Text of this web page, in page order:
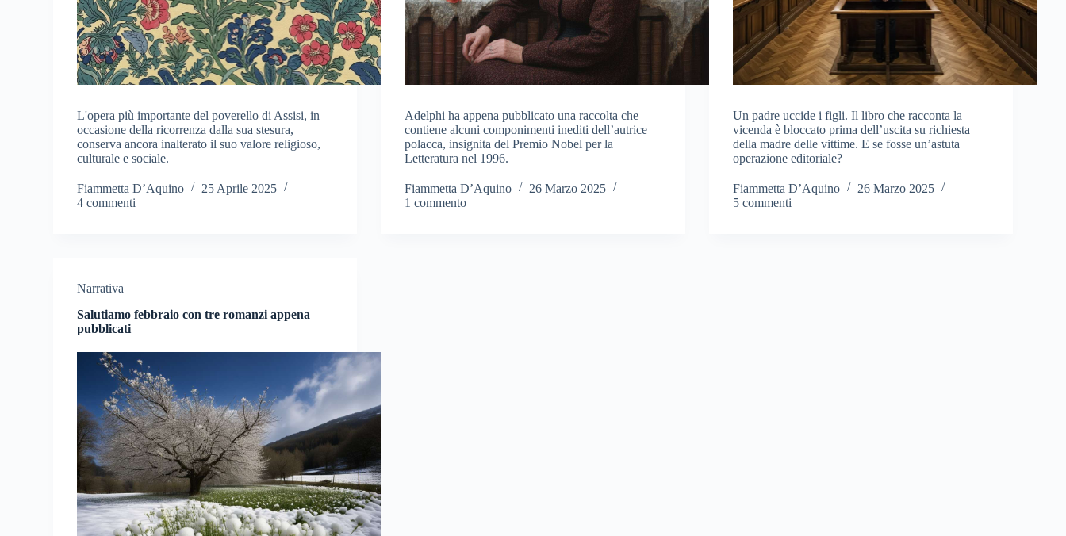
L'opera più importante del poverello di Assisi, in
occasione della ricorrenza dalla sua stesura,
conserva ancora inalterato il suo valore religioso,
culturale e sociale.
Fiammetta D’Aquino
25 Aprile 2025
4 commenti
Adelphi ha appena pubblicato una raccolta che
contiene alcuni componimenti inediti dell’autrice
polacca, insignita del Premio Nobel per la
Letteratura nel 1996.
Fiammetta D’Aquino
26 Marzo 2025
1 commento
Un padre uccide i figli. Il libro che racconta la
vicenda è bloccato prima dell’uscita su richiesta
della madre delle vittime. E se fosse un’astuta
operazione editoriale?
Fiammetta D’Aquino
26 Marzo 2025
5 commenti
Narrativa
Salutiamo febbraio con tre romanzi appena
pubblicati